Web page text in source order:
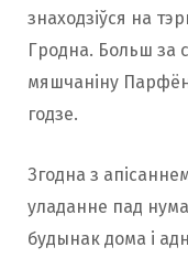
знаходзіўся на
Гродна. Больш за
мяшчаніну
годзе.
Згодна з
уладанне пад
будынак дома і